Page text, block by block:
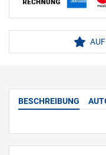
BESCHREIBUNG